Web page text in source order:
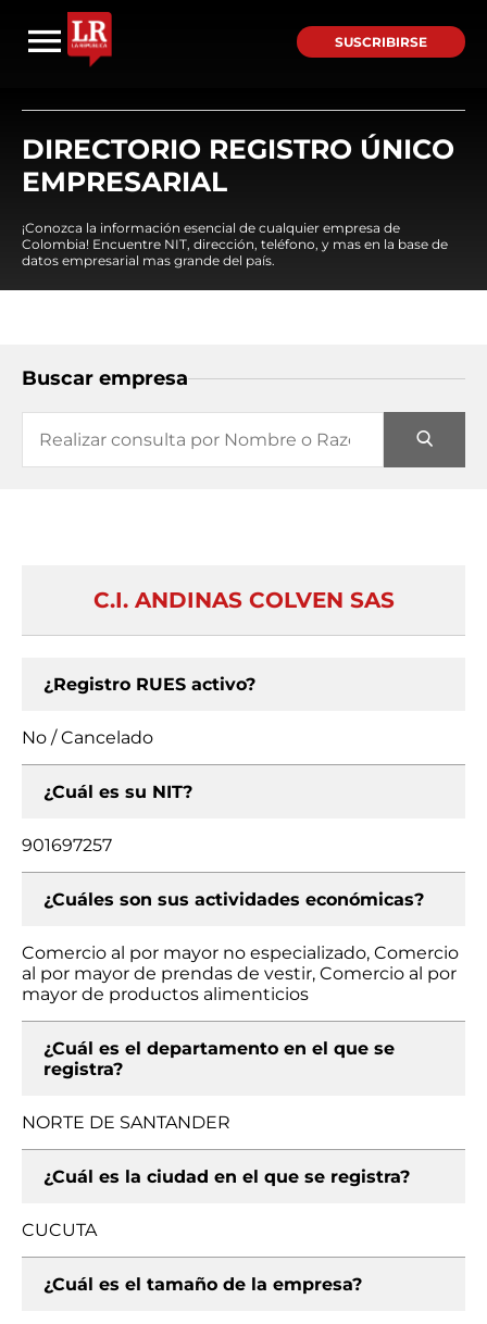
SUSCRIBIRSE
DIRECTORIO REGISTRO ÚNICO
EMPRESARIAL
¡Conozca la información esencial de cualquier empresa de
Colombia! Encuentre NIT, dirección, teléfono, y mas en la base de
datos empresarial mas grande del país.
Buscar empresa
C.I. ANDINAS COLVEN SAS
¿Registro RUES activo?
No / Cancelado
¿Cuál es su NIT?
901697257
¿Cuáles son sus actividades económicas?
Comercio al por mayor no especializado, Comercio
al por mayor de prendas de vestir, Comercio al por
mayor de productos alimenticios
¿Cuál es el departamento en el que se
registra?
NORTE DE SANTANDER
¿Cuál es la ciudad en el que se registra?
CUCUTA
¿Cuál es el tamaño de la empresa?